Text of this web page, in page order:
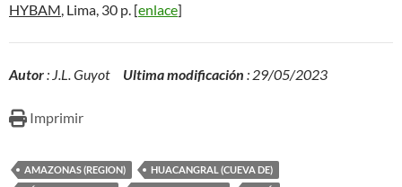
HYBAM, Lima, 30 p. [enlace]
Autor: J.L. Guyot Ultima modificación : 29/05/2023
Imprimir
AMAZONAS (REGION)
HUACANGRAL (CUEVA DE)